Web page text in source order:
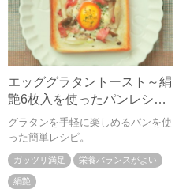
エッググラタントースト～絹
艶6枚入を使ったパンレシピ
～
グラタンを手軽に楽しめるパンを使
った簡単レシピ。
ガッツリ満足 栄養バランスがよい
絹艶